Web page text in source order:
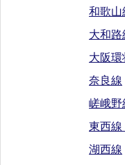
和歌山
大和路
大阪環
奈良線
嵯峨野
東西線
湖西線